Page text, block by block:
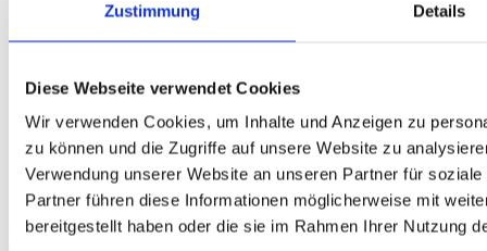
Zustimmung Details
Diese Webseite verwendet Cookies
Wir verwenden Cookies, um Inhalte und Anzeigen zu
zu können und die Zugriffe auf unsere Website zu
Verwendung unserer Website an unseren Partner für
Partner führen diese Informationen möglicherweise mit
bereitgestellt haben oder die sie im Rahmen Ihrer Nutzung
DAV Breitenkopf Unisex Sportstirnband